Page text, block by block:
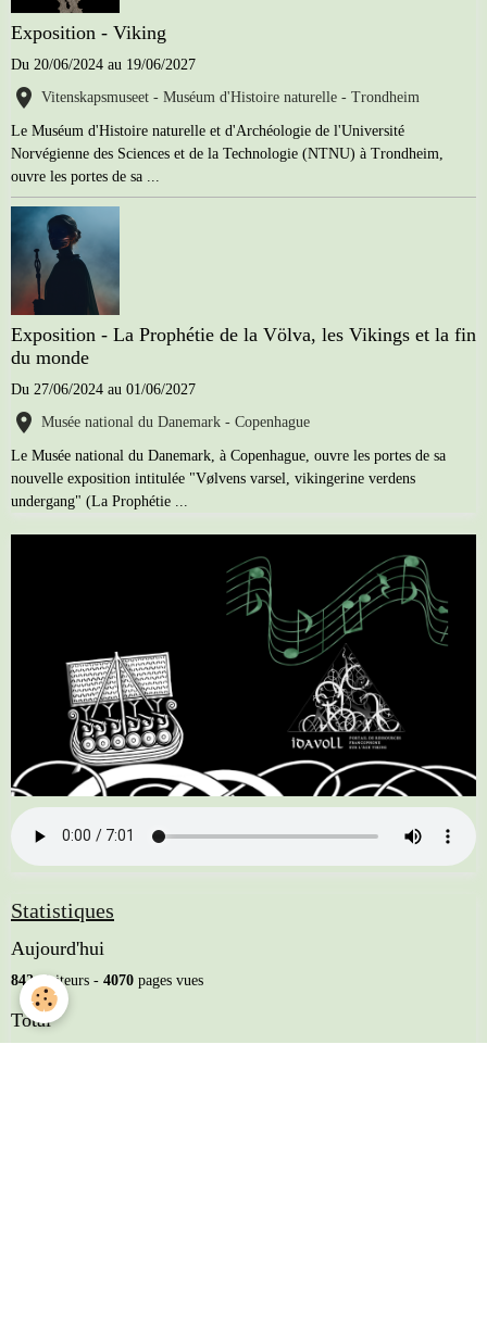
Exposition - Viking
Du 20/06/2024 au 19/06/2027
Vitenskapsmuseet - Muséum d'Histoire naturelle - Trondheim
Le Muséum d'Histoire naturelle et d'Archéologie de l'Université
Norvégienne des Sciences et de la Technologie (NTNU) à Trondheim,
ouvre les portes de sa ...
Exposition - La Prophétie de la Völva, les Vikings et la fin
du monde
Du 27/06/2024 au 01/06/2027
Musée national du Danemark - Copenhague
Le Musée national du Danemark, à Copenhague, ouvre les portes de sa
nouvelle exposition intitulée "Vølvens varsel, vikingerine verdens
undergang" (La Prophétie ...
Statistiques
Aujourd'hui
842visiteurs - 4070 pages vues
Total